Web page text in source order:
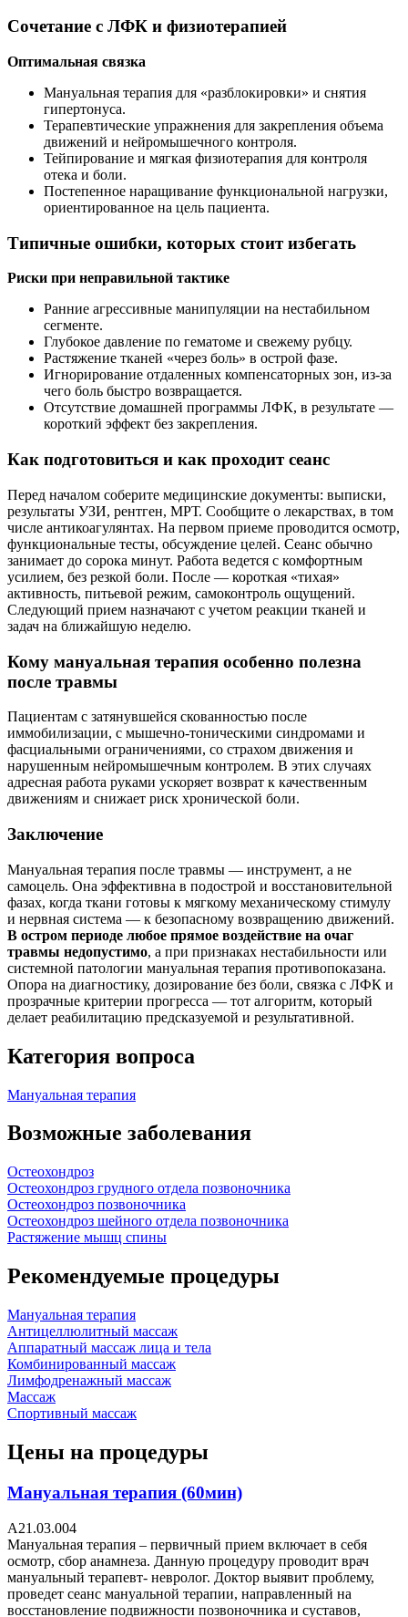
Сочетание с ЛФК и физиотерапией
Оптимальная связка
Мануальная терапия для «разблокировки» и снятия
гипертонуса.
Терапевтические упражнения для закрепления объема
движений и нейромышечного контроля.
Тейпирование и мягкая физиотерапия для контроля
отека и боли.
Постепенное наращивание функциональной нагрузки,
ориентированное на цель пациента.
Типичные ошибки, которых стоит избегать
Риски при неправильной тактике
Ранние агрессивные манипуляции на нестабильном
сегменте.
Глубокое давление по гематоме и свежему рубцу.
Растяжение тканей «через боль» в острой фазе.
Игнорирование отдаленных компенсаторных зон, из-за
чего боль быстро возвращается.
Отсутствие домашней программы ЛФК, в результате —
короткий эффект без закрепления.
Как подготовиться и как проходит сеанс
Перед началом соберите медицинские документы: выписки,
результаты УЗИ, рентген, МРТ. Сообщите о лекарствах, в том
числе антикоагулянтах. На первом приеме проводится осмотр,
функциональные тесты, обсуждение целей. Сеанс обычно
занимает до сорока минут. Работа ведется с комфортным
усилием, без резкой боли. После — короткая «тихая»
активность, питьевой режим, самоконтроль ощущений.
Следующий прием назначают с учетом реакции тканей и
задач на ближайшую неделю.
Кому мануальная терапия особенно полезна
после травмы
Пациентам с затянувшейся скованностью после
иммобилизации, с мышечно-тоническими синдромами и
фасциальными ограничениями, со страхом движения и
нарушенным нейромышечным контролем. В этих случаях
адресная работа руками ускоряет возврат к качественным
движениям и снижает риск хронической боли.
Заключение
Мануальная терапия после травмы — инструмент, а не
самоцель. Она эффективна в подострой и восстановительной
фазах, когда ткани готовы к мягкому механическому стимулу
и нервная система — к безопасному возвращению движений.
В остром периоде любое прямое воздействие на очаг
травмы недопустимо, а при признаках нестабильности или
системной патологии мануальная терапия противопоказана.
Опора на диагностику, дозирование без боли, связка с ЛФК и
прозрачные критерии прогресса — тот алгоритм, который
делает реабилитацию предсказуемой и результативной.
Категория вопроса
Мануальная терапия
Возможные заболевания
Остеохондроз
Остеохондроз грудного отдела позвоночника
Остеохондроз позвоночника
Остеохондроз шейного отдела позвоночника
Растяжение мышц спины
Рекомендуемые процедуры
Мануальная терапия
Антицеллюлитный массаж
Аппаратный массаж лица и тела
Комбинированный массаж
Лимфодренажный массаж
Массаж
Спортивный массаж
Цены на процедуры
Мануальная терапия (60мин)
A21.03.004
Мануальная терапия – первичный прием включает в себя
осмотр, сбор анамнеза. Данную процедуру проводит врач
мануальный терапевт- невролог. Доктор выявит проблему,
проведет сеанс мануальной терапии, направленный на
восстановление подвижности позвоночника и суставов,